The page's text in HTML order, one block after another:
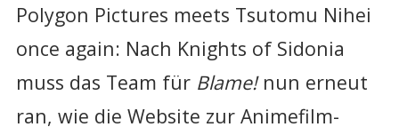
Polygon Pictures meets Tsutomu Nihei
once again: Nach Knights of Sidonia
muss das Team für Blame!nun erneut
ran, wie die Website zur Animefilm-